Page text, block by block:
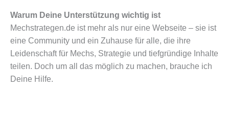
Warum Deine Unterstützung wichtig ist
Mechstrategen.de ist mehr als nur eine Webseite – sie ist
eine Community und ein Zuhause für alle, die ihre
Leidenschaft für Mechs, Strategie und tiefgründige Inhalte
teilen. Doch um all das möglich zu machen, brauche ich
Deine Hilfe.